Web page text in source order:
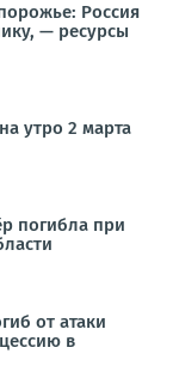
Россия
— ресурсы
утро 2 марта
погибла при
от атаки
в